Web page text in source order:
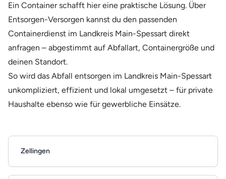
Ein Container schafft hier eine praktische Lösung. Über
Entsorgen-Versorgen kannst du den passenden
Containerdienst im Landkreis Main-Spessart direkt
anfragen – abgestimmt auf Abfallart, Containergröße und
deinen Standort.
So wird das Abfall entsorgen im Landkreis Main-Spessart
unkompliziert, effizient und lokal umgesetzt – für private
Haushalte ebenso wie für gewerbliche Einsätze.
Zellingen